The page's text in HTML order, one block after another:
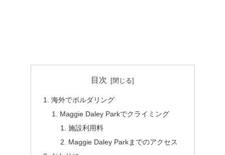
目次
海外でボルダリング
Maggie Daley Parkでクライミング
施設利用料
Maggie Daley Parkまでのアクセス